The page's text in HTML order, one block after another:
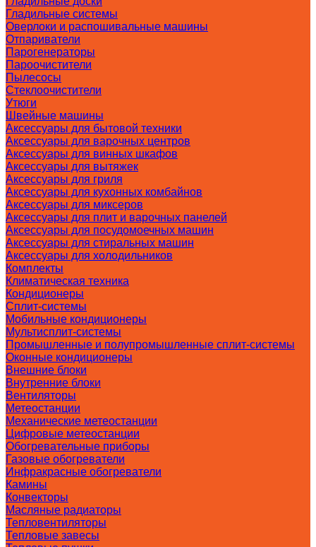
Гладильные системы
Оверлоки и распошивальные машины
Отпариватели
Парогенераторы
Пароочистители
Пылесосы
Стеклоочистители
Утюги
Швейные машины
Аксессуары для бытовой техники
Аксессуары для варочных центров
Аксессуары для винных шкафов
Аксессуары для вытяжек
Аксессуары для гриля
Аксессуары для кухонных комбайнов
Аксессуары для миксеров
Аксессуары для плит и варочных панелей
Аксессуары для посудомоечных машин
Аксессуары для стиральных машин
Аксессуары для холодильников
Комплекты
Климатическая техника
Кондиционеры
Сплит-системы
Мобильные кондиционеры
Мультисплит-системы
Промышленные и полупромышленные сплит-системы
Оконные кондиционеры
Внешние блоки
Внутренние блоки
Вентиляторы
Метеостанции
Механические метеостанции
Цифровые метеостанции
Обогревательные приборы
Газовые обогреватели
Инфракрасные обогреватели
Камины
Конвекторы
Масляные радиаторы
Тепловентиляторы
Тепловые завесы